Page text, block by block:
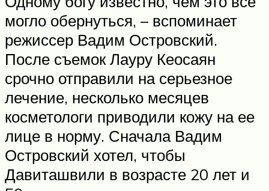
могло обернуться, – вспоминает
режиссер Вадим Островский.
После съемок Лауру Кеосаян
срочно отправили на серьезное
лечение, несколько месяцев
косметологи приводили кожу на ее
лице в норму. Сначала Вадим
Островский хотел, чтобы
Давиташвили в возрасте 20 лет и